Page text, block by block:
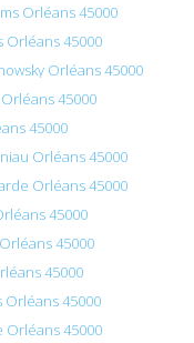
Orléans 45000
45000
Orléans 45000
45000
45000
Orléans 45000
Orléans 45000
45000
45000
45000
45000
45000